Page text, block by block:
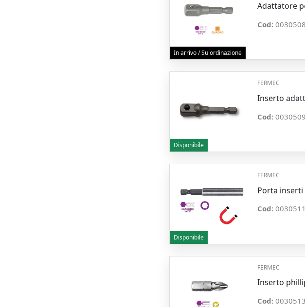
In arrivo / Su ordinazione
Adattatore
Cod:
Disponibile
FERMEC
Inserto
Cod:
Disponibile
FERMEC
Porta inserti
Cod:
FERMEC
Inserto
Cod: